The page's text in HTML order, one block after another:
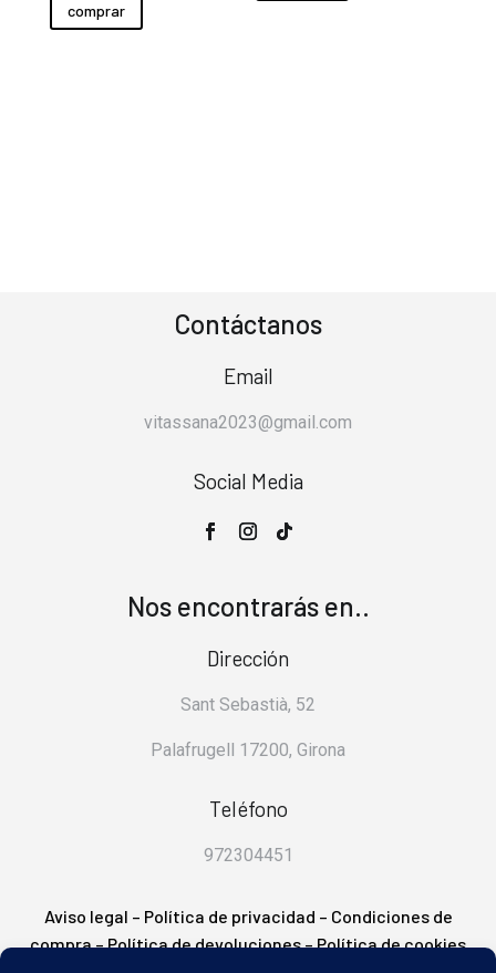
comprar
Contáctanos
Email
vitassana2023@gmail.com
Social Media
Nos encontrarás en..
Dirección
Sant Sebastià, 52
Palafrugell 17200, Girona
Teléfono
972304451
Aviso legal – Política de privacidad – Condiciones de
compra–Política de devoluciones–Política de cookies